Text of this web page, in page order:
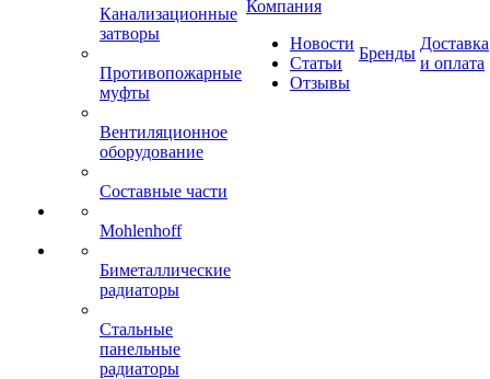
Канализационные
затворы
Противопожарные
муфты
Вентиляционное
оборудование
Составные части
Mohlenhoff
Биметаллические
радиаторы
Стальные
панельные
радиаторы
Компания
Новости
Статьи
Отзывы
Бренды
Доставка
и оплата